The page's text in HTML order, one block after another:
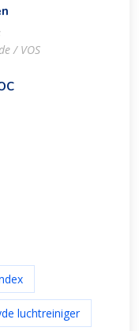
/ VOS
luchtreiniger